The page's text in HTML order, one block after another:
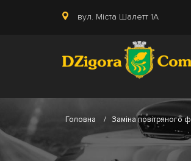
вул. Міста Шалетт 1А
Головна / Заміна повітряного